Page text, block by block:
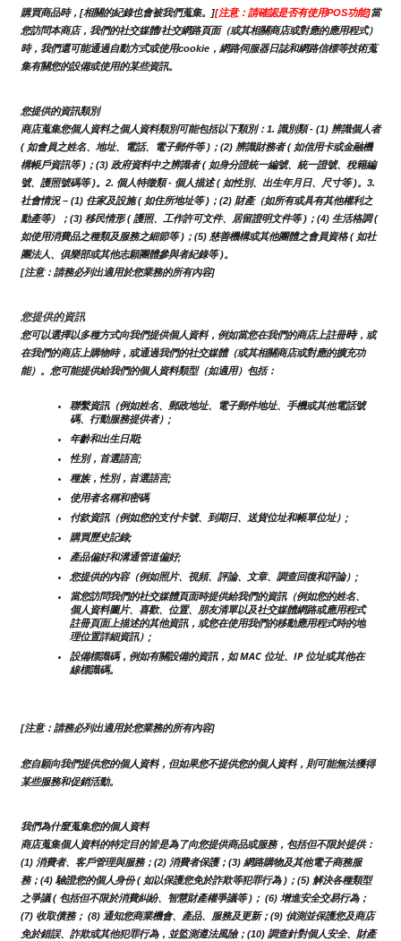
購買商品時，[相關的紀錄也會被我們蒐集。][注意：請確認是否有使用POS功能]當
您訪問本商店，我們的社交媒體/社交網路頁面（或其相關商店或對應的應用程式）
時，我們還可能通過自動方式或使用cookie，網路伺服器日誌和網路信標等技術蒐
集有關您的設備或使用的某些資訊。
您提供的資訊類別
商店蒐集您個人資料之個人資料類別可能包括以下類別：1. 識別類 - (1) 辨識個人者
( 如會員之姓名、地址、電話、電子郵件等 )；(2) 辨識財務者 ( 如信用卡或金融機
構帳戶資訊等 )；(3) 政府資料中之辨識者 ( 如身分證統一編號、統一證號、稅籍編
號、護照號碼等 )。2. 個人特徵類 - 個人描述 ( 如性別、出生年月日、尺寸等 )。3.
社會情況 – (1) 住家及設施 ( 如住所地址等 )；(2) 財產（如所有或具有其他權利之
動產等）；(3) 移民情形 ( 護照、工作許可文件、居留證明文件等 )；(4) 生活格調 (
如使用消費品之種類及服務之細節等 )；(5) 慈善機構或其他團體之會員資格 ( 如社
團法人、俱樂部或其他志願團體參與者紀錄等 )。
[注意：請務必列出適用於您業務的所有內容]
您提供的資訊
您可以選擇以多種方式向我們提供個人資料，例如當您在我們的商店上註冊時，或
在我們的商店上購物時，或通過我們的社交媒體（或其相關商店或對應的擴充功
能）。您可能提供給我們的個人資料類型（如適用）包括：
聯繫資訊（例如姓名、郵政地址、電子郵件地址、手機或其他電話號
碼、行動服務提供者）;
年齡和出生日期;
性別，首選語言;
種族，性別，首選語言;
使用者名稱和密碼
付款資訊（例如您的支付卡號、到期日、送貨位址和帳單位址）;
購買歷史記錄;
產品偏好和溝通管道偏好;
您提供的內容（例如照片、視頻、評論、文章、調查回復和評論）;
當您訪問我們的社交媒體頁面時提供給我們的資訊（例如您的姓名、
個人資料圖片、喜歡、位置、朋友清單以及社交媒體網路或應用程式
註冊頁面上描述的其他資訊，或您在使用我們的移動應用程式時的地
理位置詳細資訊）;
設備標識碼，例如有關設備的資訊，如 MAC 位址、IP 位址或其他在
線標識碼。
[注意：請務必列出適用於您業務的所有內容]
您自願向我們提供您的個人資料，但如果您不提供您的個人資料，則可能無法獲得
某些服務和促銷活動。
我們為什麼蒐集您的個人資料
商店蒐集個人資料的特定目的皆是為了向您提供商品或服務，包括但不限於提供：
(1) 消費者、客戶管理與服務；(2) 消費者保護；(3) 網路購物及其他電子商務服
務；(4) 驗證您的個人身份 ( 如以保護您免於詐欺等犯罪行為 )；(5) 解決各種類型
之爭議 ( 包括但不限於消費糾紛、智慧財產權爭議等 )； (6) 增進安全交易行為；
(7) 收取債務； (8) 通知您商業機會、產品、服務及更新；(9) 偵測並保護您及商店
免於錯誤、詐欺或其他犯罪行為，並監測遵法風險；(10) 調查針對個人安全、財產